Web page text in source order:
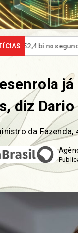
CNC:
diz
da